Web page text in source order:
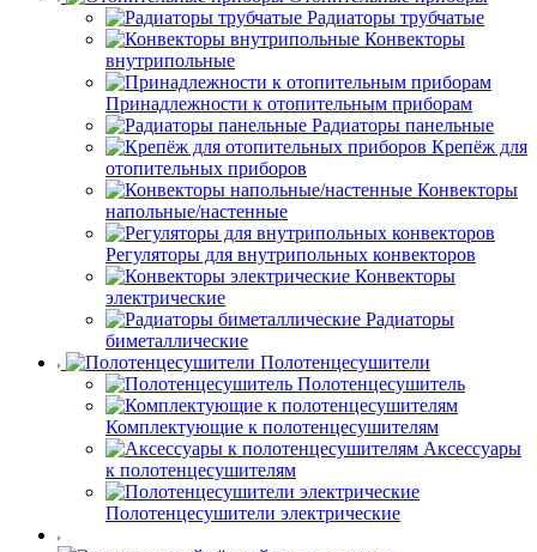
Радиаторы трубчатые
Конвекторы
внутрипольные
Принадлежности к отопительным приборам
Радиаторы панельные
Крепёж для
отопительных приборов
Конвекторы
напольные/настенные
Регуляторы для внутрипольных конвекторов
Конвекторы
электрические
Радиаторы
биметаллические
Полотенцесушители
Полотенцесушитель
Комплектующие к полотенцесушителям
Аксессуары
к полотенцесушителям
Полотенцесушители электрические